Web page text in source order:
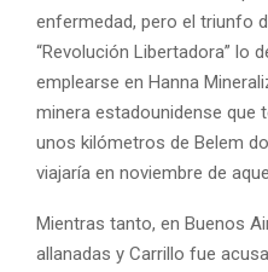
enfermedad, pero el triunfo
“Revolución Libertadora” lo
emplearse en Hanna
minera estadounidense que
unos kilómetros de Belem
viajaría en noviembre de
Mientras tanto, en Buenos
allanadas y Carrillo fue